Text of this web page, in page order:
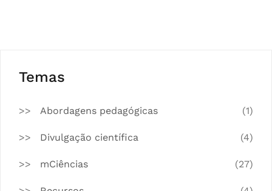
Temas
Abordagens pedagógicas (1)
Divulgação científica (4)
mCiências (27)